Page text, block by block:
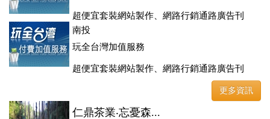
超便宜套裝網站製作、網路行銷通路廣告刊
登、訂房系統、客房委託旅行社銷售，全面優惠中....
南投
玩全台灣加值服務
超便宜套裝網站製作、網路行銷通路廣告刊
登、訂房系統、客房委託旅行社銷售，全面優惠中....
更多資訊
仁鼎茶業‧忘憂森...